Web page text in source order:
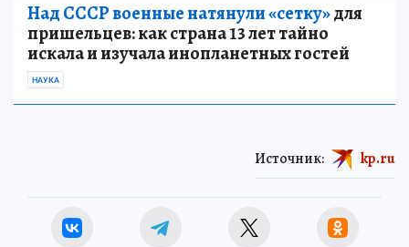
Над СССР военные натянули «сетку»для
пришельцев: как страна 13 лет тайно
искала и изучала инопланетных гостей
НАУКА
Источник: kp.ru